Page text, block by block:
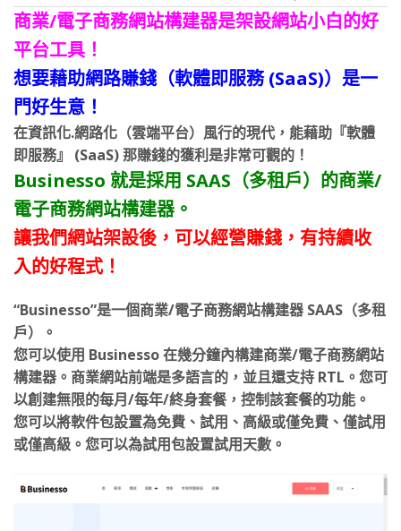
2023 年 6 月 23 日 TOPADMIN PHP 程式腳本.SCRIPTS 不加評論
商業/電子商務網站構建器是架設網站小白的好
平台工具！
想要藉助網路賺錢（軟體即服務 (SaaS)）是一
門好生意！
在資訊化.網路化（雲端平台）風行的現代，能藉助『軟體
即服務』 (SaaS) 那賺錢的獲利是非常可觀的！
Businesso 就是採用 SAAS（多租戶）的商業/
電子商務網站構建器。
讓我們網站架設後，可以經營賺錢，有持續收
入的好程式！
“Businesso”是一個商業/電子商務網站構建器 SAAS（多租
戶）。
您可以使用 Businesso 在幾分鐘內構建商業/電子商務網站
構建器。商業網站前端是多語言的，並且還支持 RTL。您可
以創建無限的每月/每年/終身套餐，控制該套餐的功能。
您可以將軟件包設置為免費、試用、高級或僅免費、僅試用